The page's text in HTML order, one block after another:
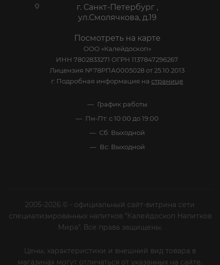
г. Санкт-Петербург ,
ул.Смолячкова, д.19
Посмотреть на карте
ООО «Калейдоскоп»
ИНН 7802833271 ОГРН 1137847296267
Лицензия №78РПА0005028 от 25.10.2013
г. Подробная информация на странице
График работы
Пн-Пт: с 10:00 до 19:00
Сб: Выходной
Вс: Выходной
2005-2026 © - официальный сайт-витрина сети
специализированных напитков "Калейдоскоп Напитков
Мира". Все права защищены.
Цены, характеристики и внешний вид товара в
магазинах могут отличаться от указанных на сайте.